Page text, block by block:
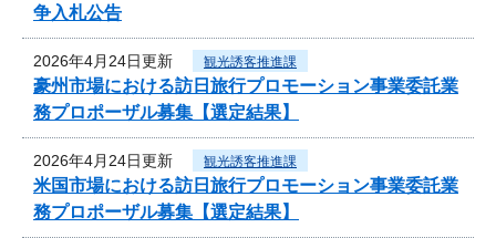
争入札公告
2026年4月24日更新 観光誘客推進課
豪州市場における訪日旅行プロモーション事業委託業
務プロポーザル募集【選定結果】
2026年4月24日更新 観光誘客推進課
米国市場における訪日旅行プロモーション事業委託業
務プロポーザル募集【選定結果】